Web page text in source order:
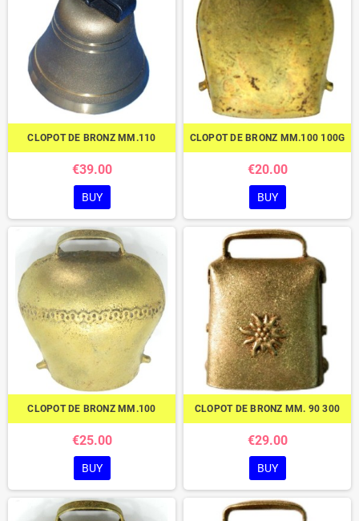
CLOPOT DE BRONZ MM.110
€39.00
BUY
CLOPOT DE BRONZ MM.100 100G
€20.00
BUY
CLOPOT DE BRONZ MM.100
€25.00
BUY
CLOPOT DE BRONZ MM. 90 300
€29.00
BUY